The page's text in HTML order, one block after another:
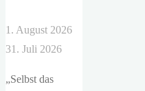
1. August 2026
31. Juli 2026
„Selbst das